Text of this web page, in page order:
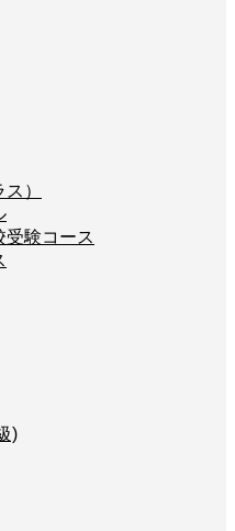
）
受験コース
)